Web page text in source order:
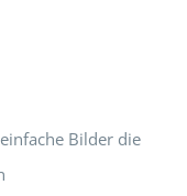
Bilder die